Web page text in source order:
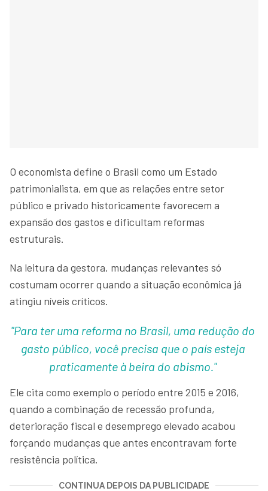
O economista define o Brasil como um Estado
patrimonialista, em que as relações entre setor
público e privado historicamente favorecem a
expansão dos gastos e dificultam reformas
estruturais.
Na leitura da gestora, mudanças relevantes só
costumam ocorrer quando a situação econômica já
atingiu níveis críticos.
"Para ter uma reforma no Brasil, uma redução do
gasto público, você precisa que o país esteja
praticamente à beira do abismo."
Ele cita como exemplo o período entre 2015 e 2016,
quando a combinação de recessão profunda,
deterioração fiscal e desemprego elevado acabou
forçando mudanças que antes encontravam forte
resistência política.
CONTINUA DEPOIS DA PUBLICIDADE